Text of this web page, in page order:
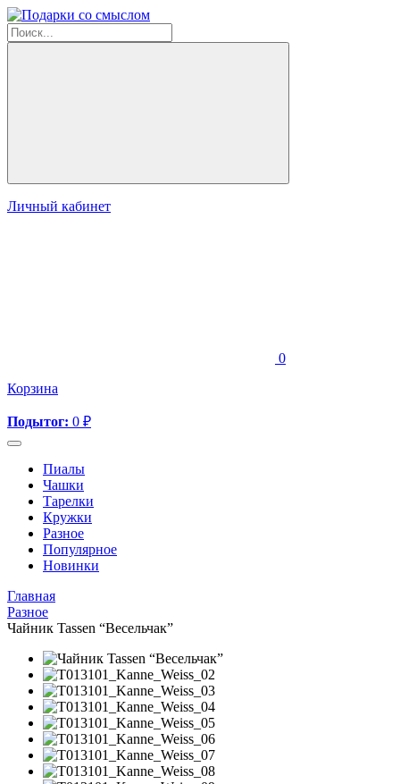
Личный кабинет
0
Корзина
Подытог: 0 ₽
Пиалы
Чашки
Тарелки
Кружки
Разное
Популярное
Новинки
Главная
Разное
Чайник Tassen “Весельчак”